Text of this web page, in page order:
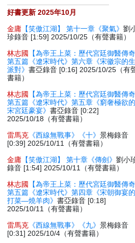
好書更新 2025年10月
金庸 【笑傲江湖】 第十一章《聚氣》劉
珍錄音 [1:59] 2025/10/25（有聲書籍）
林志國
【為帝王上菜：歷代宮廷御醫傳奇
第五篇《遼宋時代》第六章《宋徽宗的
派對》書亞錄音 [0:16] 2025/10/25（有
書籍）
林志國
【為帝王上菜：歷代宮廷御醫傳奇
第五篇《遼宋時代》第五章《窮奢極欲
宋宮廷豪宴》書亞錄音 [0:22]
2025/10/18（有聲書籍）
雷馬克 《西線無戰事》《十》景梅錄音
[0:39] 2025/10/11（有聲書籍）
金庸 【笑傲江湖】 第十章《傳劍》劉小
錄音 [1:54] 2025/10/11（有聲書籍）
林志國
【為帝王上菜：歷代宮廷御醫傳奇
第五篇《遼宋時代》第四章《宋朝御宴
打菜—燒羊肉》書亞錄音 [0:18]
2025/10/11（有聲書籍）
雷馬克 《西線無戰事》《九》景梅錄音
[0:31] 2025/10/4（有聲書籍）